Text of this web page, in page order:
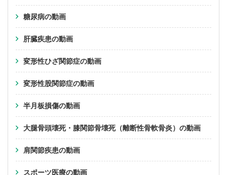
糖尿病の動画
肝臓疾患の動画
変形性ひざ関節症の動画
変形性股関節症の動画
半月板損傷の動画
大腿骨頭壊死・膝関節骨壊死（離断性骨軟骨炎）の動画
肩関節疾患の動画
スポーツ医療の動画